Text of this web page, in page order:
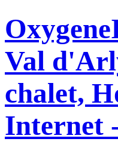
Val
chalet,
Internet